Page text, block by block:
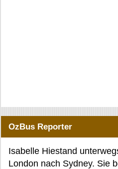
OzBus Reporter
Isabelle Hiestand
London nach Sydney. Sie